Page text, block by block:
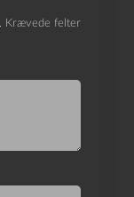
Krævede felter